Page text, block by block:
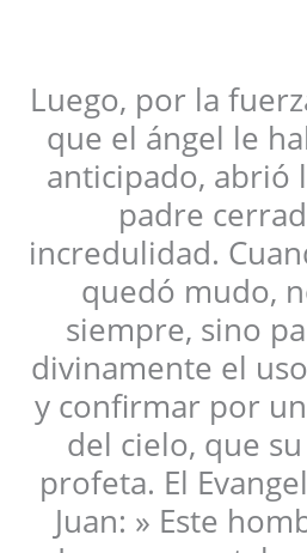
Luego, por la
que el ángel le
anticipado, abrió
padre
incredulidad.
quedó mudo,
siempre, sino
divinamente el
y confirmar por
del cielo, que
profeta. El
Juan: » Este